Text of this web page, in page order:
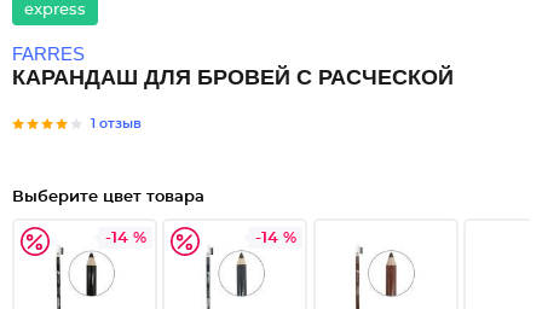
express
FARRES
КАРАНДАШ ДЛЯ БРОВЕЙ С РАСЧЕСКОЙ
1 отзыв
Выберите цвет товара
-14 % -14 %